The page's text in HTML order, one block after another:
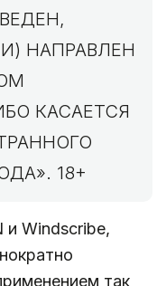
НАПРАВЛЕН
КАСАЕТСЯ
18+
и Windscribe,
так